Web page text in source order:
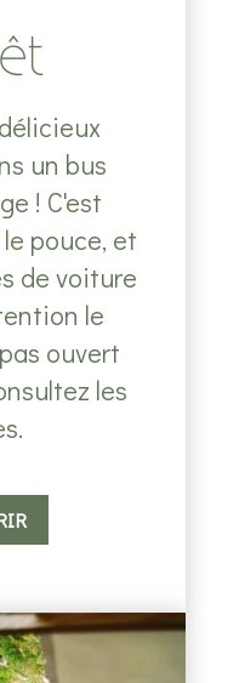
un bus
! C'est
pouce, et
de voiture
le
ouvert
les